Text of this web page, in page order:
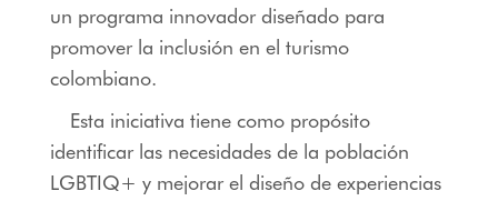
un programa innovador diseñado para
promover la inclusión en el turismo
colombiano.
Esta iniciativa tiene como propósito
identificar las necesidades de la población
LGBTIQ+ y mejorar el diseño de experiencias